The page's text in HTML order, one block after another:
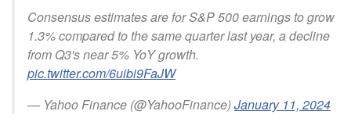
Consensus estimates are for S&P 500 earnings to grow
1.3% compared to the same quarter last year, a decline
from Q3's near 5% YoY growth.
pic.twitter.com/6uibi9FaJW
— Yahoo Finance (@YahooFinance)January 11, 2024